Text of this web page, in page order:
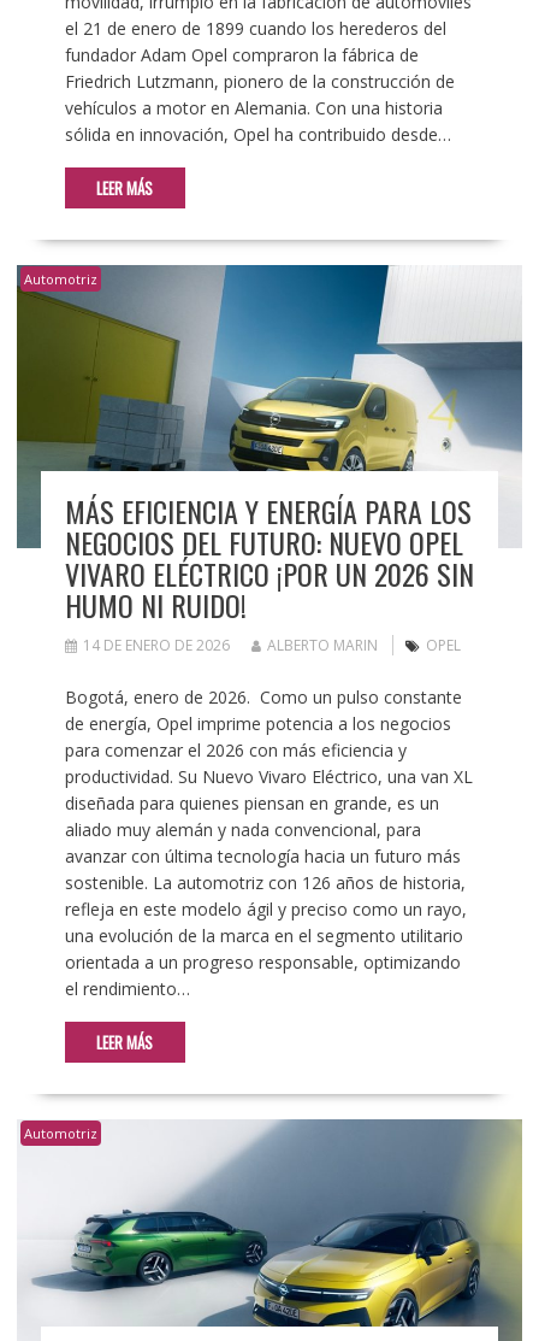
el 21 de enero de 1899 cuando los herederos del
fundador Adam Opel compraron la fábrica de
Friedrich Lutzmann, pionero de la construcción de
vehículos a motor en Alemania. Con una historia
sólida en innovación, Opel ha contribuido desde…
LEER MÁS
Automotriz
MÁS EFICIENCIA Y ENERGÍA PARA LOS
NEGOCIOS DEL FUTURO: NUEVO OPEL
VIVARO ELÉCTRICO ¡POR UN 2026 SIN
HUMO NI RUIDO!
14 DE ENERO DE 2026 ALBERTO MARIN OPEL
Bogotá, enero de 2026. Como un pulso constante
de energía, Opel imprime potencia a los negocios
para comenzar el 2026 con más eficiencia y
productividad. Su Nuevo Vivaro Eléctrico, una van XL
diseñada para quienes piensan en grande, es un
aliado muy alemán y nada convencional, para
avanzar con última tecnología hacia un futuro más
sostenible. La automotriz con 126 años de historia,
refleja en este modelo ágil y preciso como un rayo,
una evolución de la marca en el segmento utilitario
orientada a un progreso responsable, optimizando
el rendimiento…
LEER MÁS
Automotriz